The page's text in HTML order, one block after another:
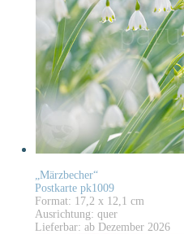
„Märzbecher“
Postkarte pk1009
Format: 17,2 x 12,1 cm
Ausrichtung: quer
Lieferbar: ab Dezember 2026